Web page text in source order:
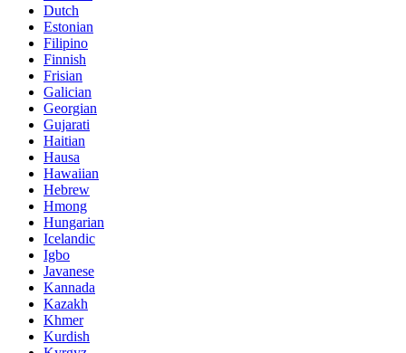
Dutch
Estonian
Filipino
Finnish
Frisian
Galician
Georgian
Gujarati
Haitian
Hausa
Hawaiian
Hebrew
Hmong
Hungarian
Icelandic
Igbo
Javanese
Kannada
Kazakh
Khmer
Kurdish